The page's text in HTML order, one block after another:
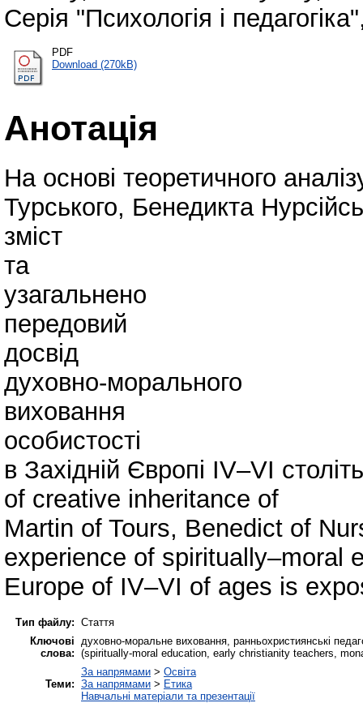
Серія "Психологія і
PDF
Download (270kB)
Анотація
На основі теоретичного
Турського, Бенедикта
зміст
та
узагальнено
передовий
досвід
духовно-морального
виховання
особистості
в Західній Європі ІV–VІ
of creative inheritance of
Martin of Tours, Benedict of
experience of spiritually–moral
Europe of IV–VI of ages is
Тип файлу: Стаття
Ключові
слова:
духовно-моральне виховання, ранньохристиянські
(spiritually-moral education, early christianity teachers,
Теми:
За напрямами > Освіта
За напрямами > Етика
Навчальні матеріали та презентації